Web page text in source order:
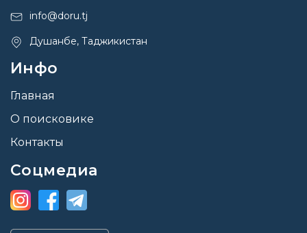
info@doru.tj
Душанбе, Таджикистан
Инфо
Главная
О поисковике
Контакты
Соцмедиа